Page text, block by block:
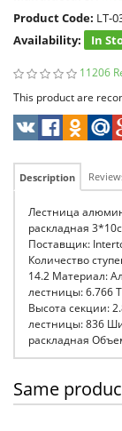
Product Code: LT-
Availability:
In
11206
This product are
Description
Лестница
раскладная
Поставщик:
Количество
14.2 Материал:
лестницы: 6.766
Высота секции:
лестницы: 836
раскладная
Same